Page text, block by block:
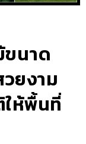
ขนาด
ยงาม
ให้พื้นที่